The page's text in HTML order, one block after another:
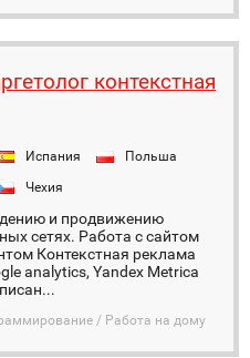
контекстная
Испания
Польша
Чехия
и продвижению
сетях. Работа с сайтом
Контекстная реклама
analytics, Yandex Metrica
/ Работа на дому